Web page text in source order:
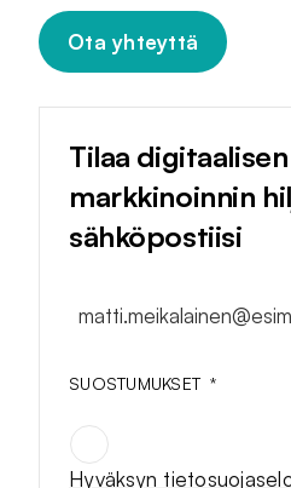
Ota yhteyttä
Tilaa digitaalisen
markkinoinnin
sähköpostiisi
SUOSTUMUKSET *
Hyväksyn